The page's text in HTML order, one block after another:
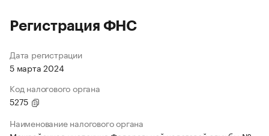
Регистрация ФНС
Дата регистрации
5 марта 2024
Код налогового органа
5275
Наименование налогового органа